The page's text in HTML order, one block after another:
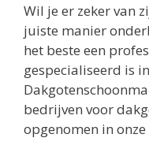
Wil je er zeker van
juiste manier
het beste een
gespecialiseerd is
bedrijven voor
opgenomen in